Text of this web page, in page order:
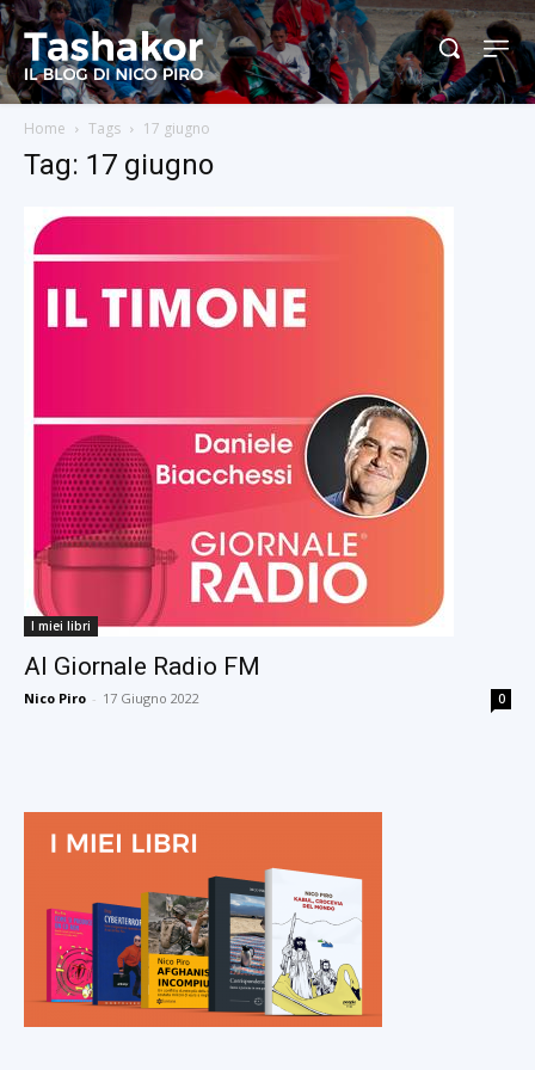
Home Tags 17 giugno
Tag: 17 giugno
I miei libri
Al Giornale Radio FM
Nico Piro - 17 Giugno 2022 0